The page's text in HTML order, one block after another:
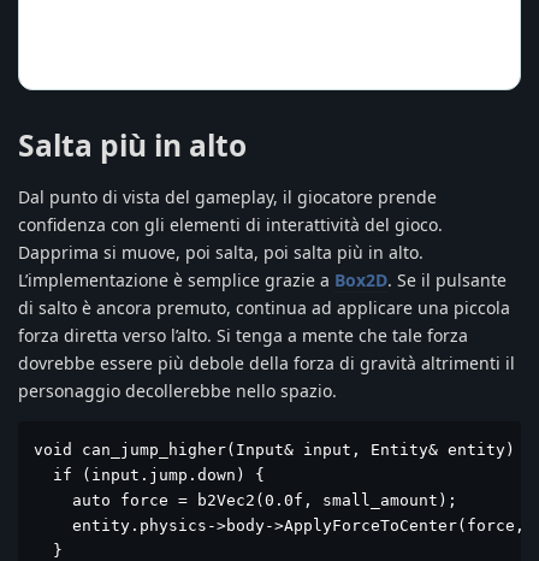
Salta più in alto
Dal punto di vista del gameplay, il giocatore prende
confidenza con gli elementi di interattività del gioco.
Dapprima si muove, poi salta, poi salta più in alto.
L’implementazione è semplice grazie a Box2D. Se il pulsante
di salto è ancora premuto, continua ad applicare una piccola
forza diretta verso l’alto. Si tenga a mente che tale forza
dovrebbe essere più debole della forza di gravità altrimenti il
personaggio decollerebbe nello spazio.
void can_jump_higher(Input& input, Entity& entity) {
  if (input.jump.down) {
    auto force = b2Vec2(0.0f, small_amount);
entity.physics->body->ApplyForceToCenter(force,
  }